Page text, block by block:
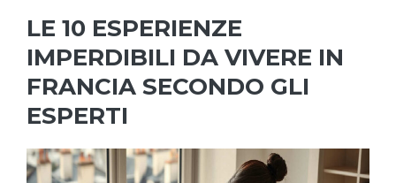
LE 10 ESPERIENZE
IMPERDIBILI DA VIVERE IN
FRANCIA SECONDO GLI
ESPERTI